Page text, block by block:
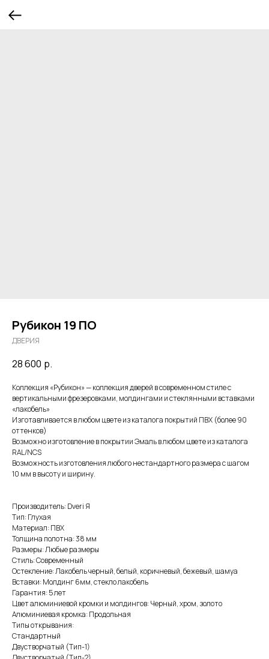
Рубикон 19 ПО
ДВЕРИЯ
28 600 р.
Коллекция «Рубикон» — коллекция дверей в современном стиле с
вертикальными фрезеровками, молдингами и стеклянными вставками
«лакобель»
Изготавливается в любом цвете из каталога покрытий ПВХ (более 90
оттенков)
Возможно изготовление в покрытии Эмаль в любом цвете из каталога
RAL/NCS
Возможность изготовления любого нестандартного размера с шагом
10 мм в высоту и ширину.
Производитель: Dveri Я
Тип: Глухая
Материал: ПВХ
Толщина полотна: 38 мм
Размеры: Любые размеры
Стиль: Современный
Остекление: Лакобель черный, белый, коричневый, бежевый, шамуа
Вставки: Молдинг 6мм, стекло лакобель
Гарантия: 5 лет
Цвет алюминиевой кромки и молдингов: Черный, хром, золото
Алюминиевая кромка: Продольная
Типы открывания:
Стандартный
Двустворчатый (Тип-1)